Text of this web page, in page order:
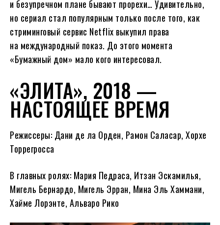
и безупречном плане бывают прорехи… Удивительно,
но сериал стал популярным только после того, как
стриминговый сервис Netflix выкупил права
на международный показ. До этого момента
«Бумажный дом» мало кого интересовал.
«ЭЛИТА», 2018 —
НАСТОЯЩЕЕ ВРЕМЯ
Режиссеры: Дани де ла Орден, Рамон Саласар, Хорхе
Торрегросса
В главных ролях: Мария Педраса, Итзан Эскамилья,
Мигель Бернардо, Мигель Эрран, Мина Эль Хаммани,
Хайме Лорэнте, Альваро Рико